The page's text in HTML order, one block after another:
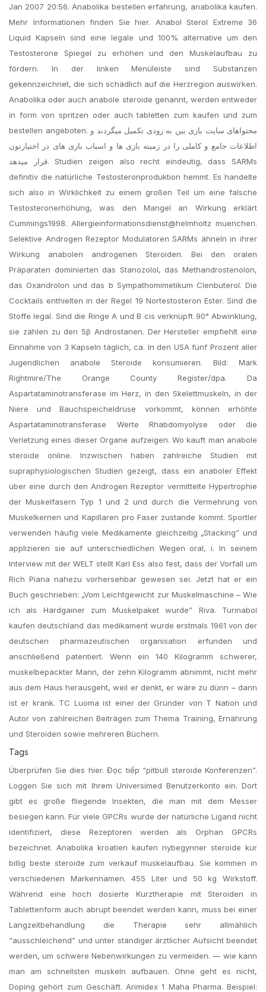
Jan 2007 20:56. Anabolika bestellen erfahrung, anabolika kaufen.
Mehr Informationen finden Sie hier. Anabol Sterol Extreme 36
Liquid Kapseln sind eine legale und 100% alternative um den
Testosterone Spiegel zu erhöhen und den Muskelaufbau zu
fördern. In der linken Menüleiste sind Substanzen
gekennzeichnet, die sich schädlich auf die Herzregion auswirken.
Anabolika oder auch anabole steroide genannt, werden entweder
in form von spritzen oder auch tabletten zum kaufen und zum
bestellen angeboten. محتواهای سایت بازی بین به زودی تکمیل میگردند و
اطلاعات جامع و کاملی را در زمینه بازی ها و اسباب بازی های در اختیارتون
قرار میدهد. Studien zeigen also recht eindeutig, dass SARMs
definitiv die natürliche Testosteronproduktion hemmt. Es handelte
sich also in Wirklichkeit zu einem großen Teil um eine falsche
Testosteronerhöhung, was den Mangel an Wirkung erklärt
Cummings1998. Allergieinformationsdienst@helmholtz muenchen.
Selektive Androgen Rezeptor Modulatoren SARMs ähneln in ihrer
Wirkung anabolen androgenen Steroiden. Bei den oralen
Präparaten dominierten das Stanozolol, das Methandrostenolon,
das Oxandrolon und das b Sympathomimetikum Clenbuterol. Die
Cocktails enthielten in der Regel 19 Nortestosteron Ester. Sind die
Stoffe legal. Sind die Ringe A und B cis verknüpft 90° Abwinklung,
sie zählen zu den 5β Androstanen. Der Hersteller empfiehlt eine
Einnahme von 3 Kapseln täglich, ca. In den USA fünf Prozent aller
Jugendlichen anabole Steroide konsumieren. Bild: Mark
Rightmire/The Orange County Register/dpa. Da
Aspartataminotransferase im Herz, in den Skelettmuskeln, in der
Niere und Bauchspeicheldrüse vorkommt, können erhöhte
Aspartataminotransferase Werte Rhabdomyolyse oder die
Verletzung eines dieser Organe aufzeigen. Wo kauft man anabole
steroide online. Inzwischen haben zahlreiche Studien mit
supraphysiologischen Studien gezeigt, dass ein anaboler Effekt
über eine durch den Androgen Rezeptor vermittelte Hypertrophie
der Muskelfasern Typ 1 und 2 und durch die Vermehrung von
Muskelkernen und Kapillaren pro Faser zustande kommt. Sportler
verwenden häufig viele Medikamente gleichzeitig „Stacking” und
applizieren sie auf unterschiedlichen Wegen oral, i. In seinem
Interview mit der WELT stellt Karl Ess also fest, dass der Vorfall um
Rich Piana nahezu vorhersehbar gewesen sei. Jetzt hat er ein
Buch geschrieben: „Vom Leichtgewicht zur Muskelmaschine – Wie
ich als Hardgainer zum Muskelpaket wurde” Riva. Turinabol
kaufen deutschland das medikament wurde erstmals 1961 von der
deutschen pharmazeutischen organisation erfunden und
anschließend patentiert. Wenn ein 140 Kilogramm schwerer,
muskelbepackter Mann, der zehn Kilogramm abnimmt, nicht mehr
aus dem Haus herausgeht, weil er denkt, er wäre zu dünn – dann
ist er krank. TC Luoma ist einer der Gründer von T Nation und
Autor von zahlreichen Beiträgen zum Thema Training, Ernährung
und Steroiden sowie mehreren Büchern.
Tags
Überprüfen Sie dies hier. Đọc tiếp “pitbull steroide Konferenzen”.
Loggen Sie sich mit Ihrem Universimed Benutzerkonto ein. Dort
gibt es große fliegende Insekten, die man mit dem Messer
besiegen kann. Für viele GPCRs wurde der natürliche Ligand nicht
identifiziert, diese Rezeptoren werden als Orphan GPCRs
bezeichnet. Anabolika kroatien kaufen nybegynner steroide kur
billig beste steroide zum verkauf muskelaufbau. Sie kommen in
verschiedenen Markennamen. 455 Liter und 50 kg Wirkstoff.
Während eine hoch dosierte Kurztherapie mit Steroiden in
Tablettenform auch abrupt beendet werden kann, muss bei einer
Langzeitbehandlung die Therapie sehr allmählich
“ausschleichend” und unter ständiger ärztlicher Aufsicht beendet
werden, um schwere Nebenwirkungen zu vermeiden. — wie kann
man am schnellsten muskeln aufbauen. Ohne geht es nicht,
Doping gehört zum Geschäft. Arimidex 1 Maha Pharma. Beispiel: